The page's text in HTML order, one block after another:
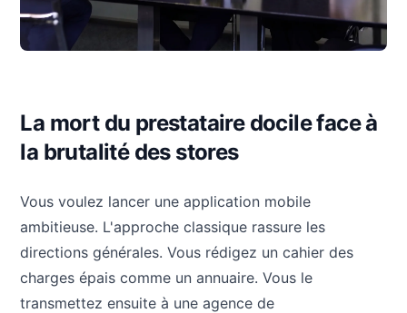
La mort du prestataire docile face à
la brutalité des stores
Vous voulez lancer une application mobile
ambitieuse. L'approche classique rassure les
directions générales. Vous rédigez un cahier des
charges épais comme un annuaire. Vous le
transmettez ensuite à une agence de